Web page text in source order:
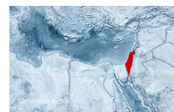
מבפנים: העצמת שחקן המנהל תחרות
מערביות (כמו יוון) ומקבע נוכחות
הזנת החיכוך האזורי: מתן לגיטימציה
מקלט לחמאס ותומכת במשטר
א-שרע בסוריה. סיכון מערכתי לרשת ה-F-35 הגלובלית: הצבת
יכולות דור 5 בסמיכות למערכות ה-S-400 הרוסיות מעמידה
המידע של הפלטפורמה כולה. איום זה
Generated with AI